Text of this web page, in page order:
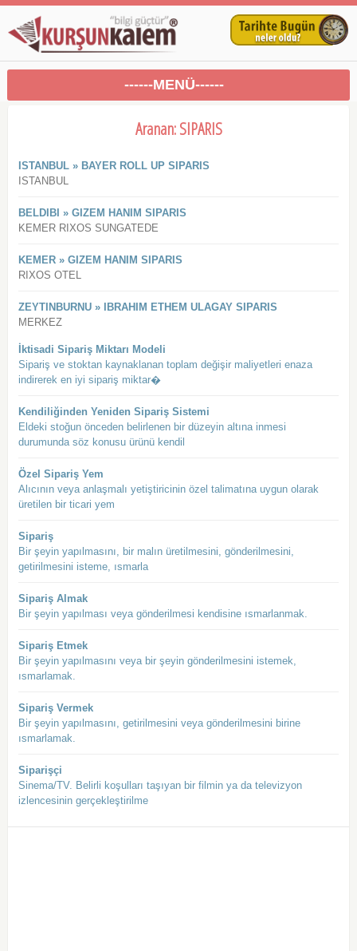
------MENÜ------
Aranan: SIPARIS
ISTANBUL » BAYER ROLL UP SIPARIS
ISTANBUL
BELDIBI » GIZEM HANIM SIPARIS
KEMER RIXOS SUNGATEDE
KEMER » GIZEM HANIM SIPARIS
RIXOS OTEL
ZEYTINBURNU » IBRAHIM ETHEM ULAGAY SIPARIS
MERKEZ
İktisadi Sipariş Miktarı Modeli
Sipariş ve stoktan kaynaklanan toplam değişir maliyetleri enaza
indirerek en iyi sipariş miktar�
Kendiliğinden Yeniden Sipariş Sistemi
Eldeki stoğun önceden belirlenen bir düzeyin altına inmesi
durumunda söz konusu ürünü kendil
Özel Sipariş Yem
Alıcının veya anlaşmalı yetiştiricinin özel talimatına uygun olarak
üretilen bir ticari yem
Sipariş
Bir şeyin yapılmasını, bir malın üretilmesini, gönderilmesini,
getirilmesini isteme, ısmarla
Sipariş Almak
Bir şeyin yapılması veya gönderilmesi kendisine ısmarlanmak.
Sipariş Etmek
Bir şeyin yapılmasını veya bir şeyin gönderilmesini istemek,
ısmarlamak.
Sipariş Vermek
Bir şeyin yapılmasını, getirilmesini veya gönderilmesini birine
ısmarlamak.
Siparişçi
Sinema/TV. Belirli koşulları taşıyan bir filmin ya da televizyon
izlencesinin gerçekleştirilme